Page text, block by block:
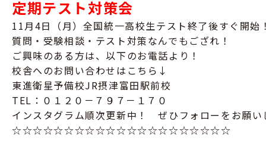
定期テスト対策会
11月4日（月）全国統一高校生テスト終了後すぐ開始
質問・受験相談・テスト対策なんでもござれ！
ご興味のある方は、以下のお電話より！
校舎へのお問い合わせはこちら↓
東進衛星予備校JR摂津富田駅前校
TEL：０１２０－７９７－１７０
インスタグラム順次更新中！ ぜひフォローをお願い
☆☆☆☆☆☆☆☆☆☆☆☆☆☆☆☆☆☆☆☆☆